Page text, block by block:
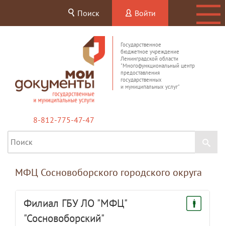
Поиск Войти
Государственное
бюджетное учреждение
Ленинградской области
"Многофункциональный центр
предоставления
государственных
и муниципальных услуг"
8-812-775-47-47
МФЦ Сосновоборского городского округа
Филиал ГБУ ЛО "МФЦ"
"Сосновоборский"